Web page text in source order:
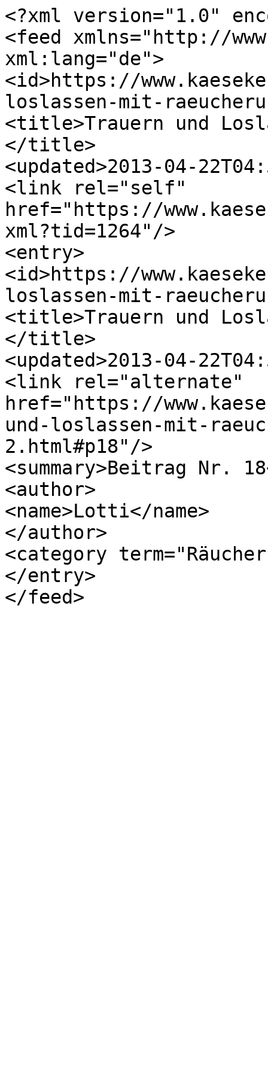
<?xml version="1.0"
<feed xmlns="http://
xml:lang="de">
<id>https://
loslassen-mit-
<title>Trauern und
</title>
<updated>2013-04-
<link rel="self"
href="https://
xml?tid=1264"/>
<entry>
<id>https://
loslassen-mit-
<title>Trauern und
</title>
<updated>2013-04-
<link rel="alternate"
href="https://
und-loslassen-mit-
2.html#p18"/>
<summary>Beitrag Nr.
<author>
<name>Lotti</name>
</author>
<category
</entry>